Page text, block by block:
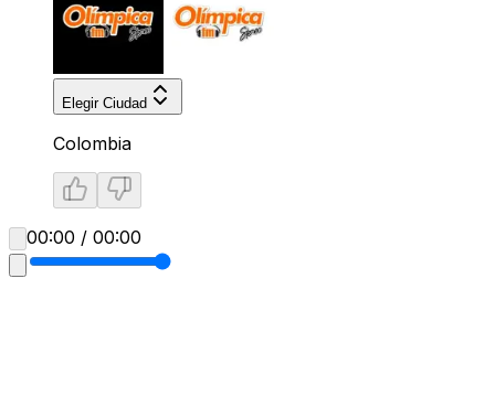
Elegir Ciudad
Colombia
00:00 / 00:00